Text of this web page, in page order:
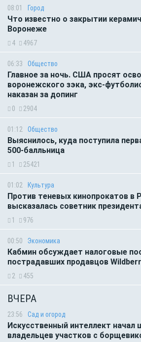
08:01 Город
Что известно о закрытии
Воронеже
4 4967
06:33 Общество
Главное за ночь. CША просят
воронежского зэка, экс-
наказан за допинг
0 2904
01:12 Общество
Выяснилось, куда поступила
500-балльница
1 25421
01:02 Культура
Против теневых кинопрокатов в
высказалась советник
1 976
00:50 Экономика
Кабмин обсуждает налоговые
пострадавших продавцов
2 455
ВЧЕРА
23:56 Сад и огород
Искусственный интеллект начал
владельцев участков с